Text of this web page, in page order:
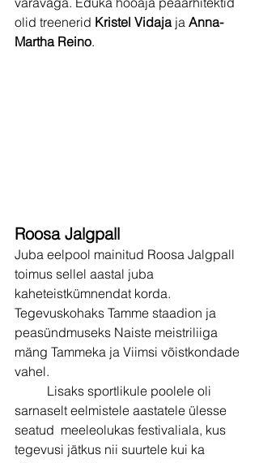
olid treenerid Kristel Vidaja ja Anna-
Martha Reino.
Roosa Jalgpall
Juba eelpool mainitud Roosa Jalgpall
toimus sellel aastal juba
kaheteistkümnendat korda.
Tegevuskohaks Tamme staadion ja
peasündmuseks Naiste meistriliiga
mäng Tammeka ja Viimsi võistkondade
vahel.
Lisaks sportlikule poolele oli
sarnaselt eelmistele aastatele ülesse
seatud  meeleolukas festivaliala, kus
tegevusi jätkus nii suurtele kui ka